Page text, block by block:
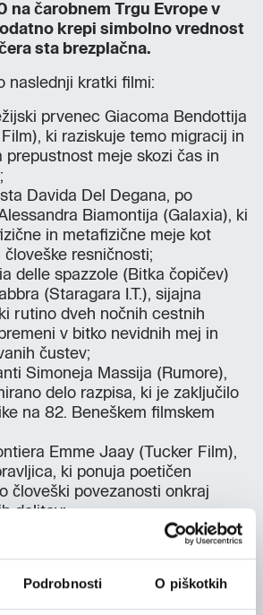
Podrobnosti O piškotkih
na čarobnem Trgu Evrope v
krepi simbolno vrednost
sta brezplačna.
naslednji kratki filmi:
prvenec Giacoma Bendottija
ki raziskuje temo migracij in
prepustnost meje skozi čas in
Davida Del Degana, po
Biamontija (Galaxia), ki
in metafizične meje kot
človeške resničnosti;
delle spazzole (Bitka čopičev)
(Staragara I.T.), sijajna
rutino dveh nočnih cestnih
v bitko nevidnih mej in
čustev;
Simoneja Massija (Rumore),
delo razpisa, ki je zaključilo
na 82. Beneškem filmskem
Emme Jaay (Tucker Film),
ki ponuja poetičen
človeški povezanosti onkraj
delitev;
Chiare Cremaschi (La
močna vizualna pripoved v obliki
verrà Maura Lodija
ganljiva zgodba o globokem